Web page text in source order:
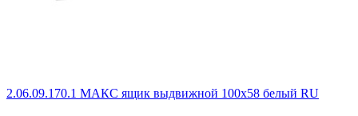
2.06.09.170.1 МАКС ящик выдвижной 100х58 белый RU